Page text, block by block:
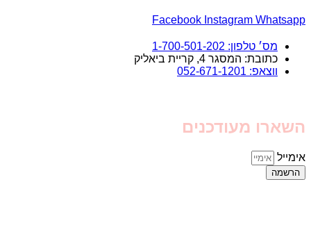
Facebook Instagram Whatsapp
מס׳ טלפון: 1-700-501-202
כתובת: המסגר 4, קריית ביאליק
ווצאפ: 052-671-1201
השארו מעודכנים
אימייל
הרשמה